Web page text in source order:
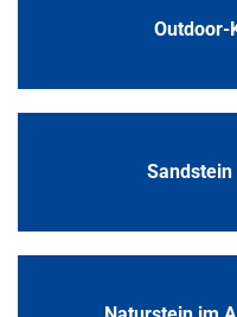
Outdoor-